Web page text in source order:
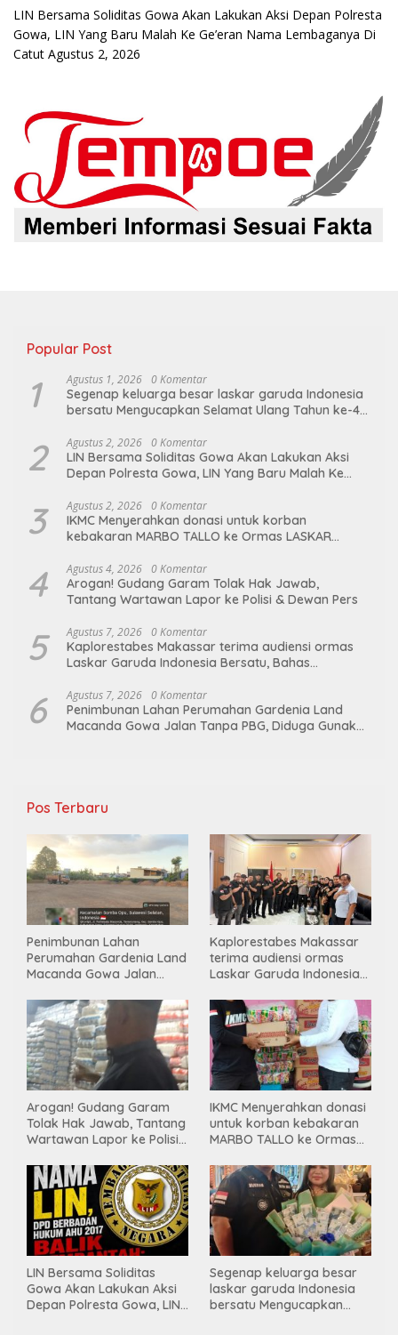
LIN Bersama Soliditas Gowa Akan Lakukan Aksi Depan Polresta
Gowa, LIN Yang Baru Malah Ke Ge’eran Nama Lembaganya Di
Catut Agustus 2, 2026
Popular Post
1 Agustus 1, 2026 0 Komentar
Segenap keluarga besar laskar garuda Indonesia
bersatu Mengucapkan Selamat Ulang Tahun ke-44
2 Agustus 2, 2026 0 Komentar
LIN Bersama Soliditas Gowa Akan Lakukan Aksi
Depan Polresta Gowa, LIN Yang Baru Malah Ke
3 Agustus 2, 2026 0 Komentar
IKMC Menyerahkan donasi untuk korban
kebakaran MARBO TALLO ke Ormas LASKAR
4 Agustus 4, 2026 0 Komentar
Arogan! Gudang Garam Tolak Hak Jawab,
Tantang Wartawan Lapor ke Polisi & Dewan Pers
5 Agustus 7, 2026 0 Komentar
Kaplorestabes Makassar terima audiensi ormas
Laskar Garuda Indonesia Bersatu, Bahas
6 Agustus 7, 2026 0 Komentar
Penimbunan Lahan Perumahan Gardenia Land
Macanda Gowa Jalan Tanpa PBG, Diduga Gunakan
Pos Terbaru
Penimbunan Lahan
Perumahan Gardenia Land
Macanda Gowa Jalan
Gunakan Material
Tambang Ilegal
Kaplorestabes Makassar
terima audiensi ormas
Laskar Garuda Indonesia
hingga kegiatan sosial.
Arogan! Gudang Garam
Tolak Hak Jawab, Tantang
Wartawan Lapor ke Polisi
IKMC Menyerahkan donasi
untuk korban kebakaran
MARBO TALLO ke Ormas
INDONESIA BERSATU
LIN Bersama Soliditas
Gowa Akan Lakukan Aksi
Depan Polresta Gowa, LIN
Segenap keluarga besar
laskar garuda Indonesia
bersatu Mengucapkan